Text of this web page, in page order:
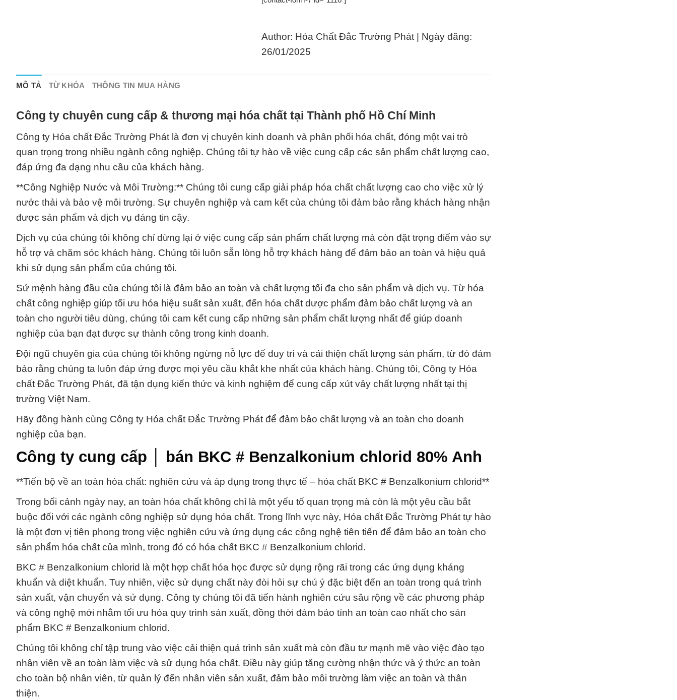
Author: Hóa Chất Đắc Trường Phát | Ngày đăng:
26/01/2025
MÔ TẢ TỪ KHÓA THÔNG TIN MUA HÀNG
Công ty chuyên cung cấp & thương mại hóa chất tại Thành phố Hồ Chí Minh
Công ty Hóa chất Đắc Trường Phát là đơn vị chuyên kinh doanh và phân phối hóa chất, đóng một vai trò
quan trọng trong nhiều ngành công nghiệp. Chúng tôi tự hào về việc cung cấp các sản phẩm chất lượng cao,
đáp ứng đa dạng nhu cầu của khách hàng.
**Công Nghiệp Nước và Môi Trường:** Chúng tôi cung cấp giải pháp hóa chất chất lượng cao cho việc xử lý
nước thải và bảo vệ môi trường. Sự chuyên nghiệp và cam kết của chúng tôi đảm bảo rằng khách hàng nhận
được sản phẩm và dịch vụ đáng tin cậy.
Dịch vụ của chúng tôi không chỉ dừng lại ở việc cung cấp sản phẩm chất lượng mà còn đặt trọng điểm vào sự
hỗ trợ và chăm sóc khách hàng. Chúng tôi luôn sẵn lòng hỗ trợ khách hàng để đảm bảo an toàn và hiệu quả
khi sử dụng sản phẩm của chúng tôi.
Sứ mệnh hàng đầu của chúng tôi là đảm bảo an toàn và chất lượng tối đa cho sản phẩm và dịch vụ. Từ hóa
chất công nghiệp giúp tối ưu hóa hiệu suất sản xuất, đến hóa chất dược phẩm đảm bảo chất lượng và an
toàn cho người tiêu dùng, chúng tôi cam kết cung cấp những sản phẩm chất lượng nhất để giúp doanh
nghiệp của bạn đạt được sự thành công trong kinh doanh.
Đội ngũ chuyên gia của chúng tôi không ngừng nỗ lực để duy trì và cải thiện chất lượng sản phẩm, từ đó đảm
bảo rằng chúng ta luôn đáp ứng được mọi yêu cầu khắt khe nhất của khách hàng. Chúng tôi, Công ty Hóa
chất Đắc Trường Phát, đã tận dụng kiến thức và kinh nghiệm để cung cấp xút vảy chất lượng nhất tại thị
trường Việt Nam.
Hãy đồng hành cùng Công ty Hóa chất Đắc Trường Phát để đảm bảo chất lượng và an toàn cho doanh
nghiệp của bạn.
Công ty cung cấp │ bán BKC # Benzalkonium chlorid 80% Anh
**Tiến bộ về an toàn hóa chất: nghiên cứu và áp dụng trong thực tế – hóa chất BKC # Benzalkonium chlorid**
Trong bối cảnh ngày nay, an toàn hóa chất không chỉ là một yếu tố quan trọng mà còn là một yêu cầu bắt
buộc đối với các ngành công nghiệp sử dụng hóa chất. Trong lĩnh vực này, Hóa chất Đắc Trường Phát tự hào
là một đơn vị tiên phong trong việc nghiên cứu và ứng dụng các công nghệ tiên tiến để đảm bảo an toàn cho
sản phẩm hóa chất của mình, trong đó có hóa chất BKC # Benzalkonium chlorid.
BKC # Benzalkonium chlorid là một hợp chất hóa học được sử dụng rộng rãi trong các ứng dụng kháng
khuẩn và diệt khuẩn. Tuy nhiên, việc sử dụng chất này đòi hỏi sự chú ý đặc biệt đến an toàn trong quá trình
sản xuất, vận chuyển và sử dụng. Công ty chúng tôi đã tiến hành nghiên cứu sâu rộng về các phương pháp
và công nghệ mới nhằm tối ưu hóa quy trình sản xuất, đồng thời đảm bảo tính an toàn cao nhất cho sản
phẩm BKC # Benzalkonium chlorid.
Chúng tôi không chỉ tập trung vào việc cải thiện quá trình sản xuất mà còn đầu tư mạnh mẽ vào việc đào tạo
nhân viên về an toàn làm việc và sử dụng hóa chất. Điều này giúp tăng cường nhận thức và ý thức an toàn
cho toàn bộ nhân viên, từ quản lý đến nhân viên sản xuất, đảm bảo môi trường làm việc an toàn và thân
thiện.